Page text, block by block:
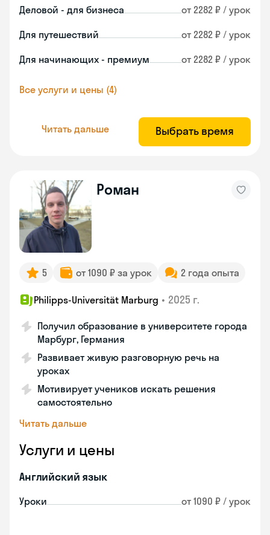
Деловой - для бизнеса от 2282 ₽ / урок
Для путешествий от 2282 ₽ / урок
Для начинающих - премиум от 2282 ₽ / урок
Все услуги и цены (4)
Читать дальше Выбрать время
Роман
5 от 1090 ₽ за урок 2 года опыта
Philipps-Universität Marburg • 2025 г.
Получил образование в университете города
Марбург, Германия
Развивает живую разговорную речь на
уроках
Мотивирует учеников искать решения
самостоятельно
Читать дальше
Услуги и цены
Английский язык
Уроки от 1090 ₽ / урок